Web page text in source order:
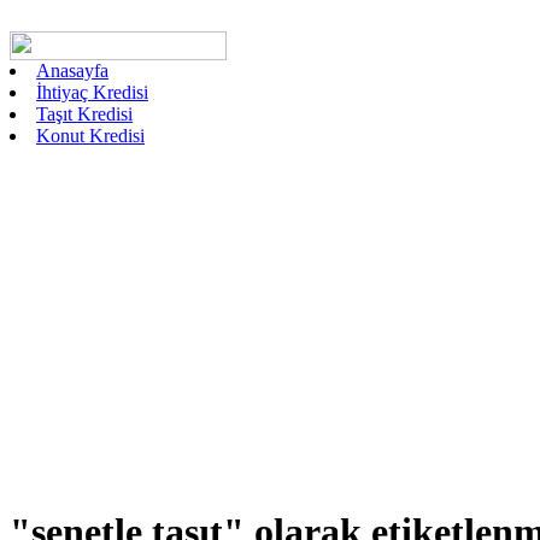
Anasayfa
İhtiyaç Kredisi
Taşıt Kredisi
Konut Kredisi